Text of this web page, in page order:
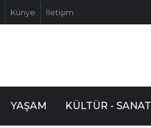
Künye İletişim
YAŞAM KÜLTÜR - SANAT